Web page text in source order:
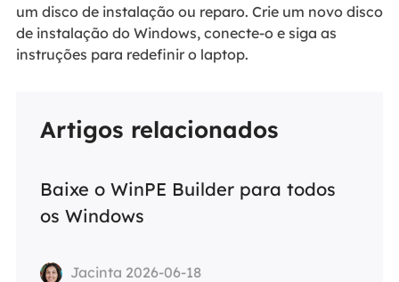
um disco de instalação ou reparo. Crie um novo disco
de instalação do Windows, conecte-o e siga as
instruções para redefinir o laptop.
Artigos relacionados
Baixe o WinPE Builder para todos
os Windows
Jacinta 2026-06-18